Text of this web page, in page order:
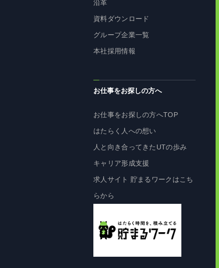
沿革
資料ダウンロード
グループ企業一覧
本社採用情報
お仕事をお探しの方へ
お仕事をお探しの方へTOP
はたらく人への想い
人と向き合ってきたUTの歩み
キャリア形成支援
求人サイト 貯まるワークはこち
らから